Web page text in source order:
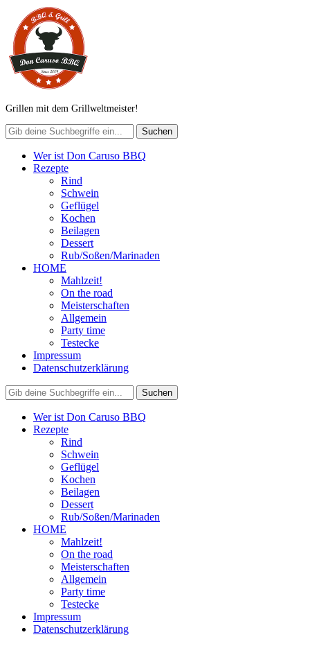
Grillen mit dem Grillweltmeister!
Wer ist Don Caruso BBQ
Rezepte
Rind
Schwein
Geflügel
Kochen
Beilagen
Dessert
Rub/Soßen/Marinaden
HOME
Mahlzeit!
On the road
Meisterschaften
Allgemein
Party time
Testecke
Impressum
Datenschutzerklärung
Wer ist Don Caruso BBQ
Rezepte
Rind
Schwein
Geflügel
Kochen
Beilagen
Dessert
Rub/Soßen/Marinaden
HOME
Mahlzeit!
On the road
Meisterschaften
Allgemein
Party time
Testecke
Impressum
Datenschutzerklärung